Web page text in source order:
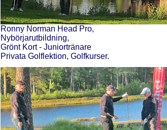
Ronny Norman Head Pro,
Nybörjarutbildning,
Grönt Kort - Juniortränare
Privata Golflektion, Golfkurser.